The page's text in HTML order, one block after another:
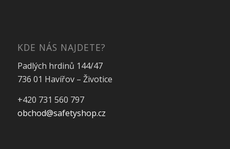
KDE NÁS NAJDETE?
Padlých hrdinů 144/47
736 01 Havířov – Životice
+420 731 560 797
obchod@safetyshop.cz